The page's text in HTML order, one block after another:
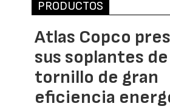
PRODUCTOS
Atlas Copco
sus soplantes de
tornillo de gran
eficiencia